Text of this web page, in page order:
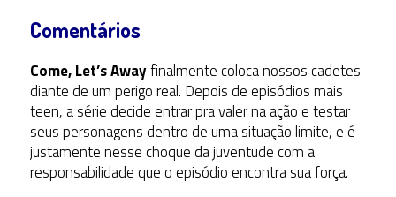
Comentários
Come, Let’s Awayfinalmente coloca nossos cadetes
diante de um perigo real. Depois de episódios mais
teen, a série decide entrar pra valer na ação e testar
seus personagens dentro de uma situação limite, e é
justamente nesse choque da juventude com a
responsabilidade que o episódio encontra sua força.